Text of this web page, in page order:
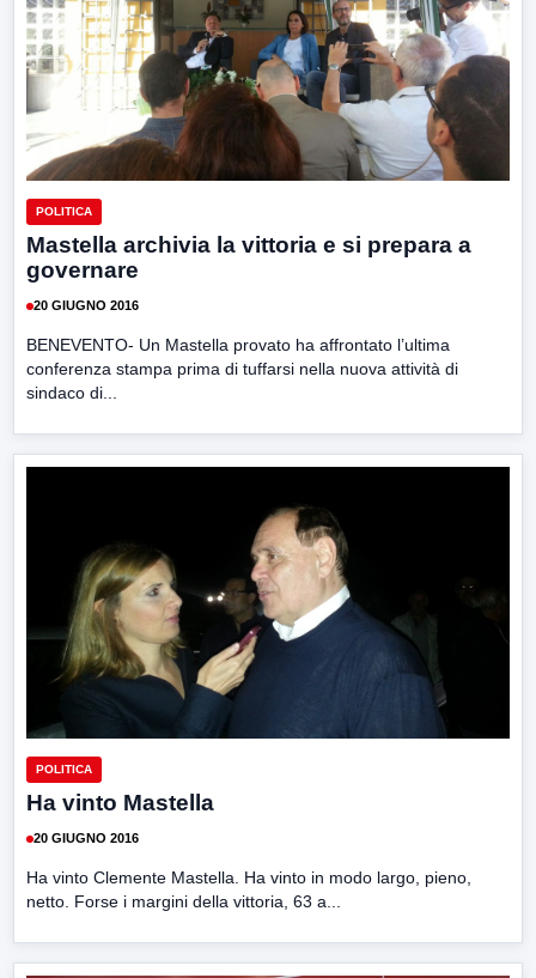
POLITICA
Mastella archivia la vittoria e si prepara a
governare
20 GIUGNO 2016
BENEVENTO- Un Mastella provato ha affrontato l’ultima
conferenza stampa prima di tuffarsi nella nuova attività di
sindaco di...
POLITICA
Ha vinto Mastella
20 GIUGNO 2016
Ha vinto Clemente Mastella. Ha vinto in modo largo, pieno,
netto. Forse i margini della vittoria, 63 a...